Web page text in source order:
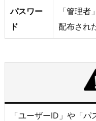
パスワー
ド
「管理
配布され
「ユーザーID」や「